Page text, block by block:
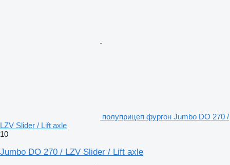
полуприцеп фургон Jumbo DO 270 /
LZV Slider / Lift axle
10
Jumbo DO 270 / LZV Slider / Lift axle